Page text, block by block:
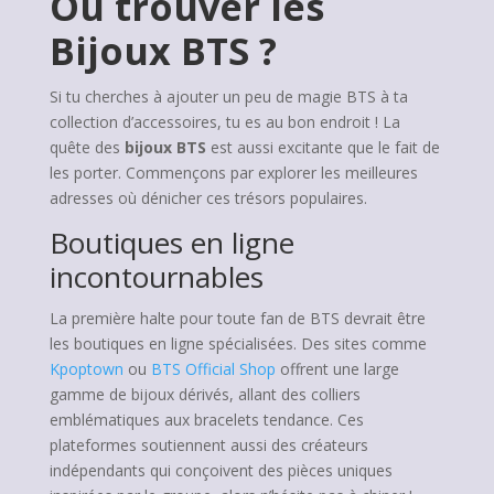
Bijoux BTS ?
Si tu cherches à ajouter un peu de magie BTS à ta
collection d’accessoires, tu es au bon endroit ! La
quête des bijoux BTS est aussi excitante que le fait de
les porter. Commençons par explorer les meilleures
adresses où dénicher ces trésors populaires.
Boutiques en ligne
incontournables
La première halte pour toute fan de BTS devrait être
les boutiques en ligne spécialisées. Des sites comme
Kpoptown ou BTS Official Shop offrent une large
gamme de bijoux dérivés, allant des colliers
emblématiques aux bracelets tendance. Ces
plateformes soutiennent aussi des créateurs
indépendants qui conçoivent des pièces uniques